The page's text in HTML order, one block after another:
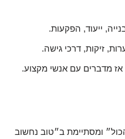
ייעוד, הפקעות.
זיקות, דרכי גישה.
אז מדברים עם אנשי מקצוע.
ומסתיימת ב״טוב נחשוב